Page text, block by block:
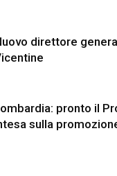
direttore
pronto il
sulla